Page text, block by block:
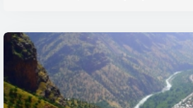
Mülteciler